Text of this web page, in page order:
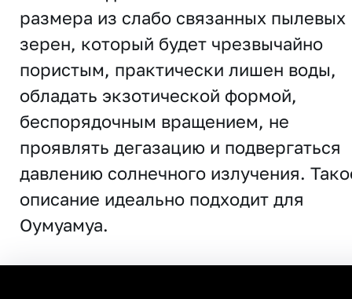
размера из слабо связанных пылевых
зерен, который будет чрезвычайно
пористым, практически лишен воды,
обладать экзотической формой,
беспорядочным вращением, не
проявлять дегазацию и подвергаться
давлению солнечного излучения.
описание идеально подходит для
Оумуамуа.